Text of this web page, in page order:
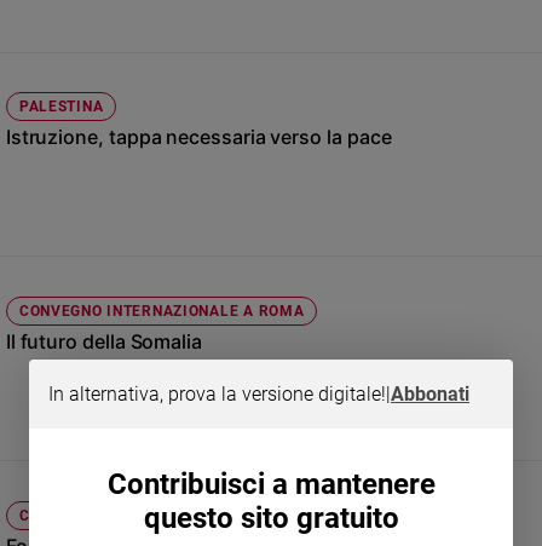
Costume
Cinema,
Tv
e
Libri
Famiglia
PALESTINA
Istruzione, tappa necessaria verso la pace
CONVEGNO INTERNAZIONALE A ROMA
Il futuro della Somalia
COOPERAZIONE INTERNAZIONALE
In alternativa, prova la versione digitale!|Abbonati
Contribuisci a mantenere
questo sito gratuito